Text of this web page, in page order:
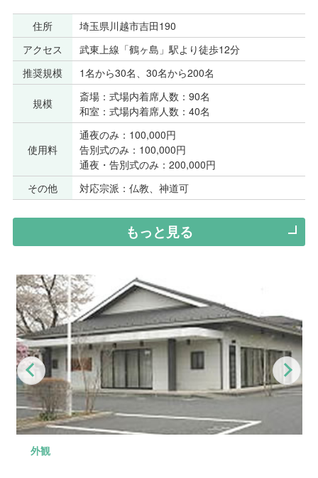
住所
埼玉県川越市吉田190
アクセス
武東上線「鶴ヶ島」駅より徒歩12分
推奨規模
1名から30名、30名から200名
規模
斎場：式場内着席人数：90名
和室：式場内着席人数：40名
使用料
通夜のみ：100,000円
告別式のみ：100,000円
通夜・告別式のみ：200,000円
その他
対応宗派：仏教、神道可
もっと見る
Previous
外観
外観